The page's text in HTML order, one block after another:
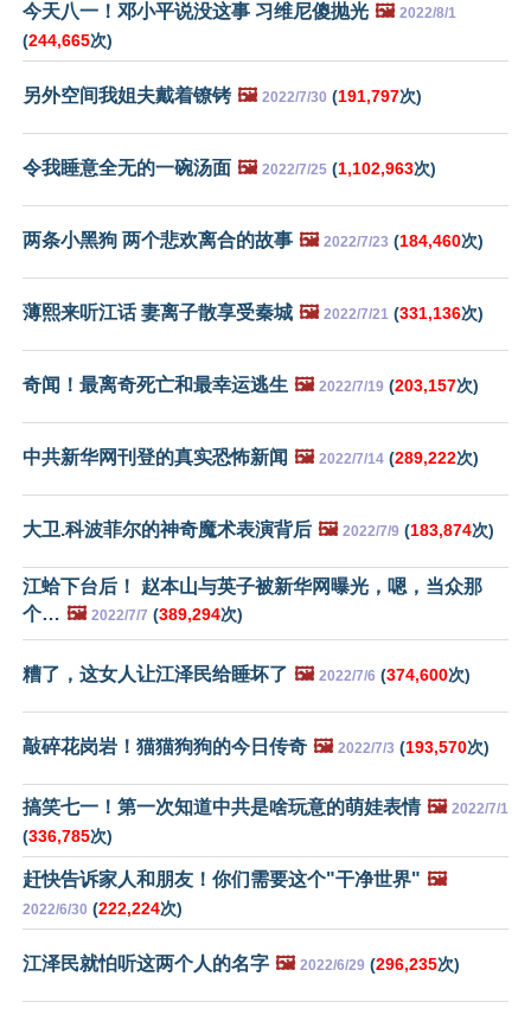
今天八一！邓小平说没这事 习维尼傻抛光 🖼️ 2022/8/1
(244,665次)
另外空间我姐夫戴着镣铐 🖼️ 2022/7/30 (191,797次)
令我睡意全无的一碗汤面 🖼️ 2022/7/25 (1,102,963次)
两条小黑狗 两个悲欢离合的故事 🖼️ 2022/7/23 (184,460次)
薄熙来听江话 妻离子散享受秦城 🖼️ 2022/7/21 (331,136次)
奇闻！最离奇死亡和最幸运逃生 🖼️ 2022/7/19 (203,157次)
中共新华网刊登的真实恐怖新闻 🖼️ 2022/7/14 (289,222次)
大卫.科波菲尔的神奇魔术表演背后 🖼️ 2022/7/9 (183,874次)
江蛤下台后！ 赵本山与英子被新华网曝光，嗯，当众那
个… 🖼️ 2022/7/7 (389,294次)
糟了，这女人让江泽民给睡坏了 🖼️ 2022/7/6 (374,600次)
敲碎花岗岩！猫猫狗狗的今日传奇 🖼️ 2022/7/3 (193,570次)
搞笑七一！第一次知道中共是啥玩意的萌娃表情 🖼️ 2022/7/1
(336,785次)
赶快告诉家人和朋友！你们需要这个"干净世界" 🖼️
2022/6/30 (222,224次)
江泽民就怕听这两个人的名字 🖼️ 2022/6/29 (296,235次)